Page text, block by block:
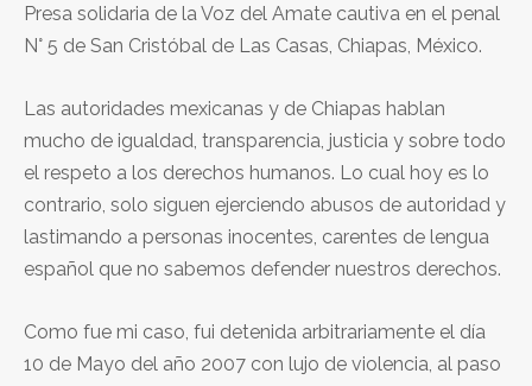
Presa solidaria de la Voz del Amate cautiva en el penal
N° 5 de San Cristóbal de Las Casas, Chiapas, México.
Las autoridades mexicanas y de Chiapas hablan
mucho de igualdad, transparencia, justicia y sobre todo
el respeto a los derechos humanos. Lo cual hoy es lo
contrario, solo siguen ejerciendo abusos de autoridad y
lastimando a personas inocentes, carentes de lengua
español que no sabemos defender nuestros derechos.
Como fue mi caso, fui detenida arbitrariamente el día
10 de Mayo del año 2007 con lujo de violencia, al paso